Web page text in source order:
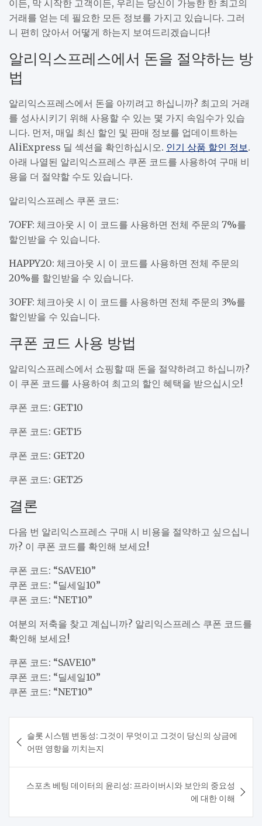
이든, 막 시작한 고객이든, 우리는 당신이 가능한 한 최고의
거래를 얻는 데 필요한 모든 정보를 가지고 있습니다. 그러
니 편히 앉아서 어떻게 하는지 보여드리겠습니다!
알리익스프레스에서 돈을 절약하는 방
법
알리익스프레스에서 돈을 아끼려고 하십니까? 최고의 거래
를 성사시키기 위해 사용할 수 있는 몇 가지 속임수가 있습
니다. 먼저, 매일 최신 할인 및 판매 정보를 업데이트하는
AliExpress 딜 섹션을 확인하십시오. 인기 상품 할인 정보 .
아래 나열된 알리익스프레스 쿠폰 코드를 사용하여 구매 비
용을 더 절약할 수도 있습니다.
알리익스프레스 쿠폰 코드:
7OFF: 체크아웃 시 이 코드를 사용하면 전체 주문의 7%를
할인받을 수 있습니다.
HAPPY20: 체크아웃 시 이 코드를 사용하면 전체 주문의
20%를 할인받을 수 있습니다.
3OFF: 체크아웃 시 이 코드를 사용하면 전체 주문의 3%를
할인받을 수 있습니다.
쿠폰 코드 사용 방법
알리익스프레스에서 쇼핑할 때 돈을 절약하려고 하십니까?
이 쿠폰 코드를 사용하여 최고의 할인 혜택을 받으십시오!
쿠폰 코드: GET10
쿠폰 코드: GET15
쿠폰 코드: GET20
쿠폰 코드: GET25
결론
다음 번 알리익스프레스 구매 시 비용을 절약하고 싶으십니
까? 이 쿠폰 코드를 확인해 보세요!
쿠폰 코드: “SAVE10”
쿠폰 코드: “딜세일10”
쿠폰 코드: “NET10”
여분의 저축을 찾고 계십니까? 알리익스프레스 쿠폰 코드를
확인해 보세요!
쿠폰 코드: “SAVE10”
쿠폰 코드: “딜세일10”
쿠폰 코드: “NET10”
navigation
슬롯 시스템 변동성: 그것이 무엇이고 그것이 당신의 상금에
어떤 영향을 끼치는지
스포츠 베팅 데이터의 윤리성: 프라이버시와 보안의 중요성
에 대한 이해